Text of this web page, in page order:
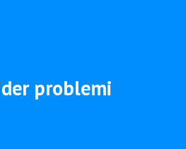
problemi